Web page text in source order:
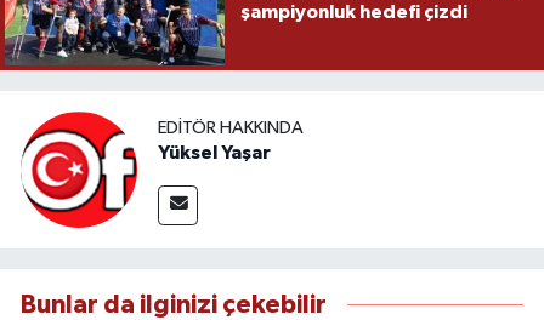
şampiyonluk hedefi çizdi
EDITÖR HAKKINDA
Yüksel Yaşar
Bunlar da ilginizi çekebilir